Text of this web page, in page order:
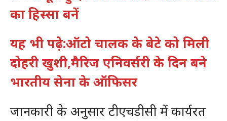
का हिस्सा बनें
यह भी पढ़े:ऑटो चालक के बेटे को मिली
दोहरी खुशी,मैरिज एनिवर्सरी के दिन बने
भारतीय सेना के ऑफिसर
जानकारी के अनुसार टीएचडीसी में कार्यरत